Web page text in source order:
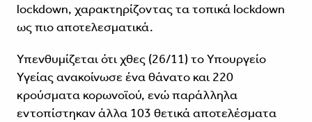
lockdown, χαρακτηρίζοντας τα τοπικά lockdown
ως πιο αποτελεσματικά.
Υπενθυμίζεται ότι χθες (26/11) το Υπουργείο
Υγείας ανακοίνωσε ένα θάνατο και 220
κρούσματα κορωνοϊού, ενώ παράλληλα
εντοπίστηκαν άλλα 103 θετικά αποτελέσματα